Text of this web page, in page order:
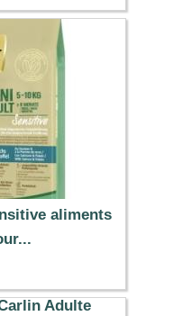
aliments
€
Adulte